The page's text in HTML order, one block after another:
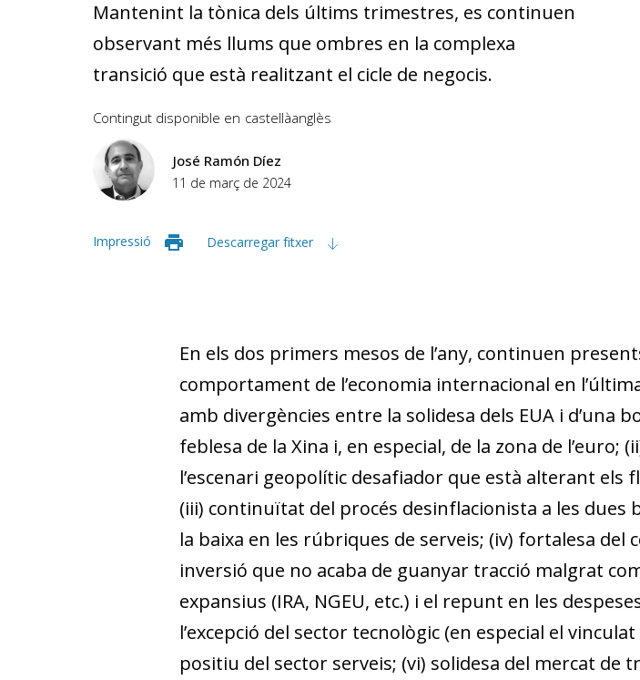
Mantenint la tònica dels últims trimestres, es continuen
observant més llums que ombres en la complexa
transició que està realitzant el cicle de negocis.
Contingut disponible en castellàanglès
José Ramón Díez
11 de març de 2024
Impressió Descarregar fitxer
En els dos primers mesos de l’any, continuen
comportament de l’economia internacional en
amb divergències entre la solidesa dels EUA i
feblesa de la Xina i, en especial, de la zona de
l’escenari geopolític desafiador que està alterant
(iii) continuïtat del procés desinflacionista a les dues
la baixa en les rúbriques de serveis; (iv) fortalesa
inversió que no acaba de guanyar tracció malgrat
expansius (IRA, NGEU, etc.) i el repunt en les
l’excepció del sector tecnològic (en especial el
positiu del sector serveis; (vi) solidesa del mercat de